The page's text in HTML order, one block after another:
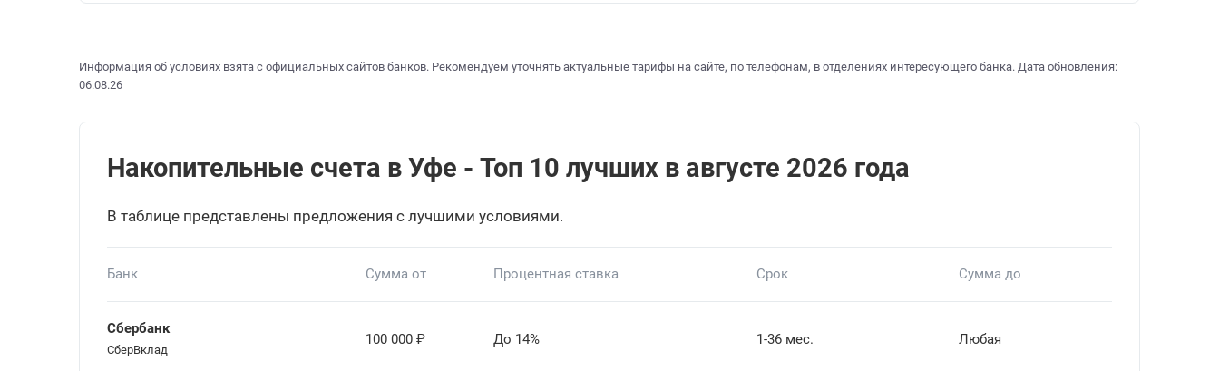
Информация об условиях взята с официальных сайтов банков. Рекомендуем уточнять актуальные тарифы на сайте, по телефонам, в отделениях интересующего банка. Дата обновления:
06.08.26
Накопительные счета в Уфе - Топ 10 лучших в августе 2026 года
В таблице представлены предложения с лучшими условиями.
Банк Сумма от Процентная ставка Срок Сумма до
Сбербанк
СберВклад
100 000 ₽ До 14% 1-36 мес. Любая